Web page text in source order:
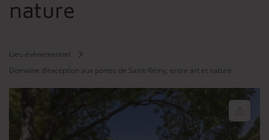
nature
Lieu événementiel
Domaine d’exception aux portes de Saint-Rémy, entre art et nature